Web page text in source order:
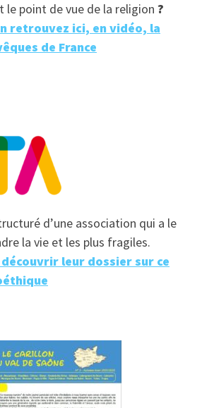
point de vue de la religion ?
retrouvez ici, en vidéo, la
de France
d’une association qui a le
la vie et les plus fragiles.
leur dossier sur ce